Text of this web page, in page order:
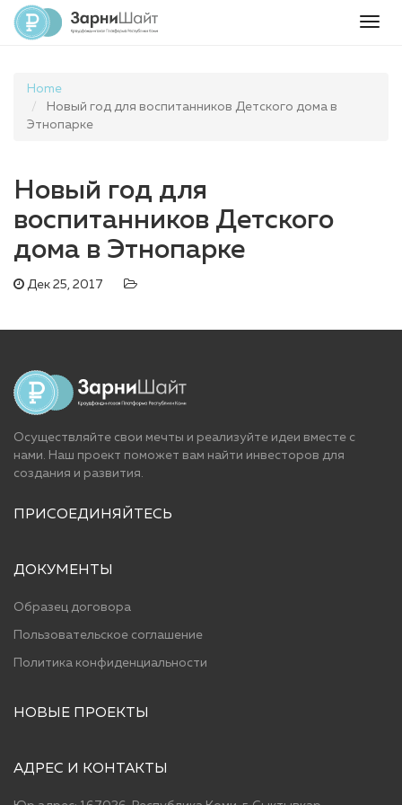
Home
Новый год для воспитанников Детского дома в
Этнопарке
Новый год для
воспитанников Детского
дома в Этнопарке
Дек 25, 2017
Осуществляйте свои мечты и реализуйте идеи вместе с
нами. Наш проект поможет вам найти инвесторов для
cоздания и развития.
ПРИСОЕДИНЯЙТЕСЬ
ДОКУМЕНТЫ
Образец договора
Пользовательское соглашение
Политика конфиденциальности
НОВЫЕ ПРОЕКТЫ
АДРЕС И КОНТАКТЫ